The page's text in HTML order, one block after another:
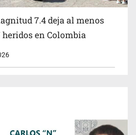
7.4 deja al menos
heridos en Colombia